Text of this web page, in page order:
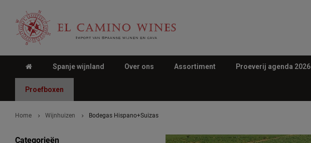
Spanje wijnland Over ons Assortiment Proeverij agenda 2026
Proefboxen
Home Wijnhuizen Bodegas Hispano+Suizas
Categorieën